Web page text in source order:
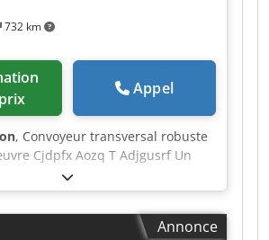
732 km
Appel
, Convoyeur transversal robuste
Cjdpfx Aozq T Adjgusrf Un
extrêmement robuste
provenant d'une scierie
est à vendre. Équipement :
robuste Convoyage à
Annonce